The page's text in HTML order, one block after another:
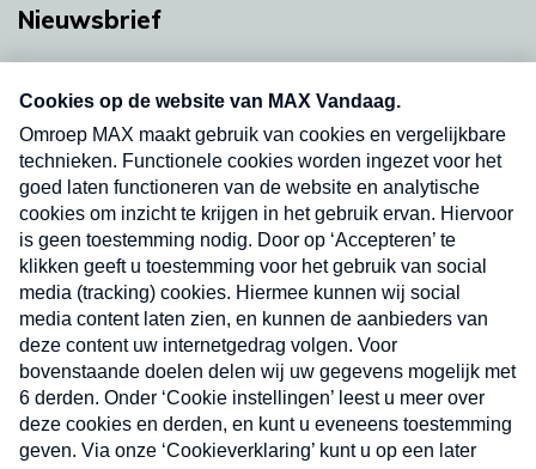
Nieuwsbrief
nieuwsbrief. Elke vrijdag- en dinsdagochtend in
uw mailbox.
Verzend
Nieuwsbrief